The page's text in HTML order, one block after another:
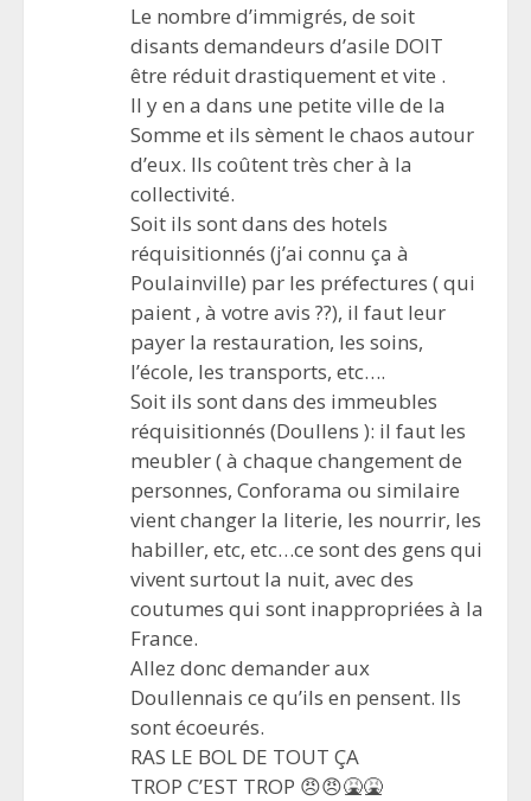
Le nombre d’immigrés, de soit
disants demandeurs d’asile DOIT
être réduit drastiquement et vite .
Il y en a dans une petite ville de la
Somme et ils sèment le chaos autour
d’eux. Ils coûtent très cher à la
collectivité.
Soit ils sont dans des hotels
réquisitionnés (j’ai connu ça à
Poulainville) par les préfectures ( qui
paient , à votre avis ??), il faut leur
payer la restauration, les soins,
l’école, les transports, etc….
Soit ils sont dans des immeubles
réquisitionnés (Doullens ): il faut les
meubler ( à chaque changement de
personnes, Conforama ou similaire
vient changer la literie, les nourrir, les
habiller, etc, etc…ce sont des gens qui
vivent surtout la nuit, avec des
coutumes qui sont inappropriées à la
France.
Allez donc demander aux
Doullennais ce qu’ils en pensent. Ils
sont écoeurés.
RAS LE BOL DE TOUT ÇA
TROP C’EST TROP 😠😠🤮🤮